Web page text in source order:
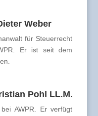
Weber
für Steuerrecht
Er ist seit dem
Pohl LL.M.
AWPR. Er verfügt